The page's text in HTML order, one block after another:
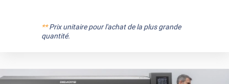
**Prix unitaire pour l'achat de la plus grande
quantité.